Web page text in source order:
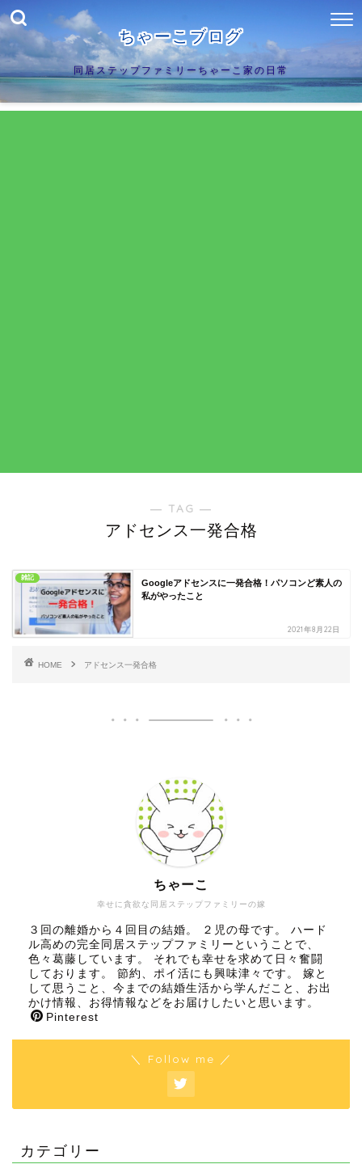
ちゃーこブログ
同居ステップファミリーちゃーこ家の日常
― TAG ―
アドセンス一発合格
雑記
Googleアドセンスに一発合格！パソコンど素人の
私がやったこと
2021年8月22日
HOME アドセンス一発合格
幸せに貪欲な同居ステップファミリーの嫁
ちゃーこ
３回の離婚から４回目の結婚。 ２児の母です。 ハード
ル高めの完全同居ステップファミリーということで、
色々葛藤しています。 それでも幸せを求めて日々奮闘
しております。 節約、ポイ活にも興味津々です。 嫁と
して思うこと、今までの結婚生活から学んだこと、お出
かけ情報、お得情報などをお届けしたいと思います。
Pinterest
＼ Follow me ／
カテゴリー